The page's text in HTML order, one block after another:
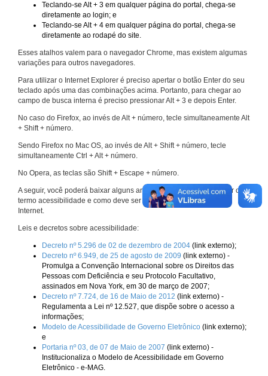
Teclando-se Alt + 3 em qualquer página do portal, chega-se
diretamente ao login; e
Teclando-se Alt + 4 em qualquer página do portal, chega-se
diretamente ao rodapé do site.
Esses atalhos valem para o navegador Chrome, mas existem algumas
variações para outros navegadores.
Para utilizar o Internet Explorer é preciso apertar o botão Enter do seu
teclado após uma das combinações acima. Portanto, para chegar ao
campo de busca interna é preciso pressionar Alt + 3 e depois Enter.
No caso do Firefox, ao invés de Alt + número, tecle simultaneamente Alt
+ Shift + número.
Sendo Firefox no Mac OS, ao invés de Alt + Shift + número, tecle
simultaneamente Ctrl + Alt + número.
No Opera, as teclas são Shift + Escape + número.
A seguir, você poderá baixar alguns arquivos que explicam melhor o
termo acessibilidade e como deve ser implementado nos sites da
Internet.
Leis e decretos sobre acessibilidade:
Decreto nº 5.296 de 02 de dezembro de 2004 (link externo);
Decreto nº 6.949, de 25 de agosto de 2009 (link externo) -
Promulga a Convenção Internacional sobre os Direitos das
Pessoas com Deficiência e seu Protocolo Facultativo,
assinados em Nova York, em 30 de março de 2007;
Decreto nº 7.724, de 16 de Maio de 2012 (link externo) -
Regulamenta a Lei nº 12.527, que dispõe sobre o acesso a
informações;
Modelo de Acessibilidade de Governo Eletrônico (link externo);
e
Portaria nº 03, de 07 de Maio de 2007 (link externo) -
Institucionaliza o Modelo de Acessibilidade em Governo
Eletrônico - e-MAG.